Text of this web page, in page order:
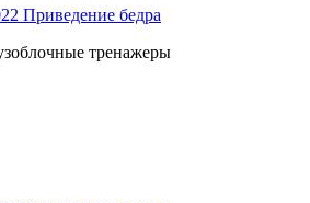
Приведение бедра
тренажеры